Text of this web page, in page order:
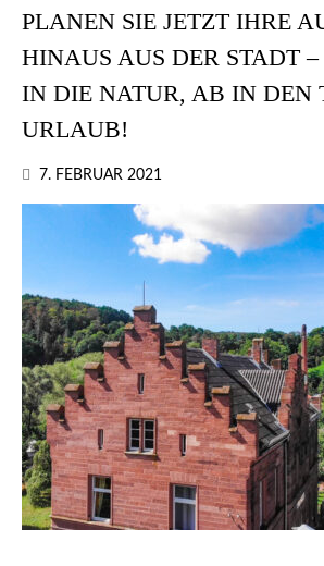
PLANEN SIE JETZT IHRE
HINAUS AUS DER STADT
IN DIE NATUR, AB IN DEN
URLAUB!
7. FEBRUAR 2021